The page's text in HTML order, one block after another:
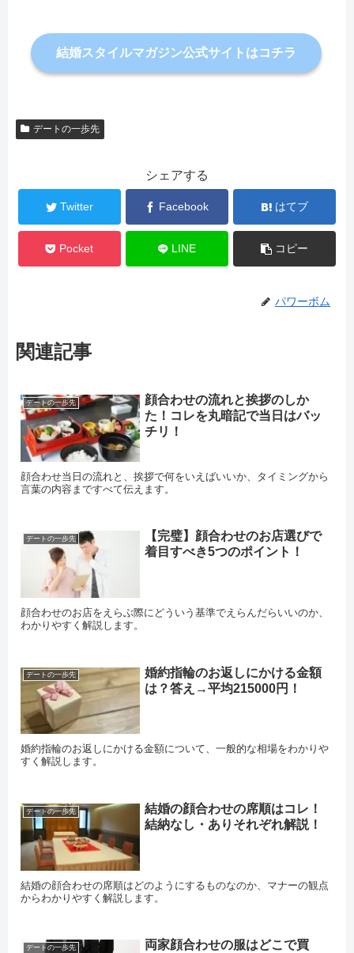
結婚スタイルマガジン公式サイトはコチラ
デートの一歩先
シェアする
Twitter Facebook はてブ
Pocket LINE コピー
パワーボム
関連記事
デートの一歩先
顔合わせの流れと挨拶のしか
た！コレを丸暗記で当日はバッ
チリ！
顔合わせ当日の流れと、挨拶で何をいえばいいか、タイミングから
言葉の内容まですべて伝えます。
デートの一歩先
【完璧】顔合わせのお店選びで
着目すべき5つのポイント！
顔合わせのお店をえらぶ際にどういう基準でえらんだらいいのか、
わかりやすく解説します。
デートの一歩先
婚約指輪のお返しにかける金額
は？答え→平均215000円！
婚約指輪のお返しにかける金額について、一般的な相場をわかりや
すく解説します。
デートの一歩先
結婚の顔合わせの席順はコレ！
結納なし・ありそれぞれ解説！
結婚の顔合わせの席順はどのようにするものなのか、マナーの観点
からわかりやすく解説します。
デートの一歩先
両家顔合わせの服はどこで買